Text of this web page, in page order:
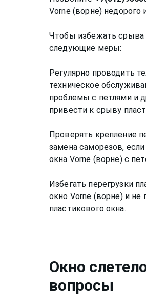
Vorne (ворне) недорого
Чтобы избежать срыва
следующие меры:
Регулярно проводить
техническое
проблемы с петлями и
привести к срыву
Проверять крепление
замена саморезов,
окна Vorne (ворне) с
Избегать перегрузки
окно Vorne (ворне) и
пластикового окна.
Окно
вопросы